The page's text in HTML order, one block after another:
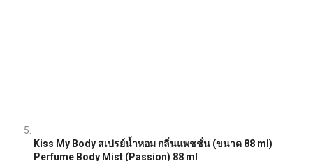
Kiss My Body สเปรย์น้ำหอม กลิ่นแพชชั่น (ขนาด 88 ml)
Perfume Body Mist (Passion) 88 ml